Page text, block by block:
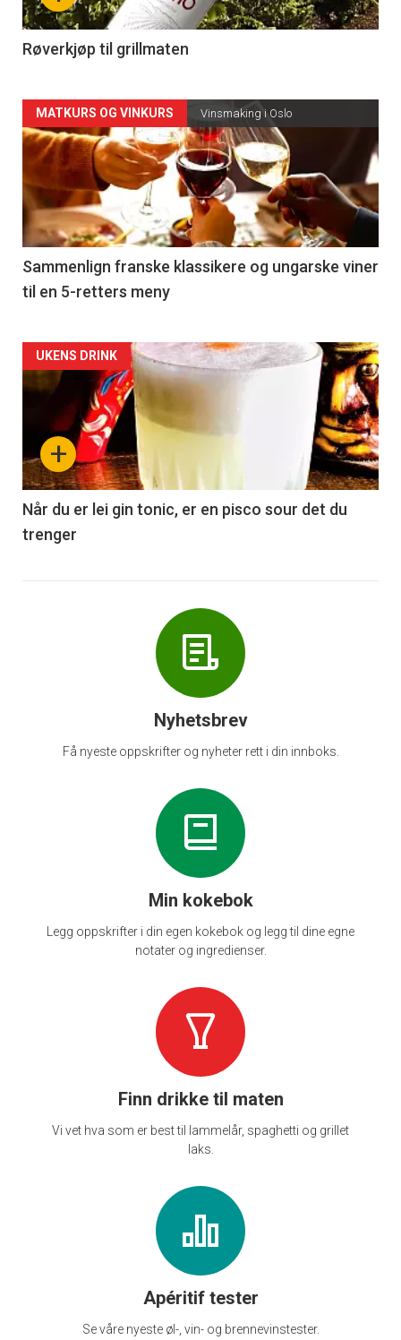
-
4
Røverkjøp til grillmaten
Forsiden
akkurat
nå
-
5
MATKURS OG VINKURS Vinsmaking i Oslo
Sammenlign franske klassikere og ungarske viner
til en 5-retters meny
Forsiden
akkurat
nå
-
6
+
UKENS DRINK
Når du er lei gin tonic, er en pisco sour det du
trenger
Nyhetsbrev
Få nyeste oppskrifter og nyheter rett i din innboks.
Min kokebok
Legg oppskrifter i din egen kokebok og legg til dine egne
notater og ingredienser.
Finn drikke til maten
Vi vet hva som er best til lammelår, spaghetti og grillet
laks.
Apéritif tester
Se våre nyeste øl-, vin- og brennevinstester.